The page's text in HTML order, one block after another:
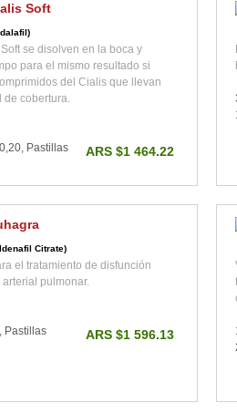
Soft
se disolven en la boca y
para el mismo resultado si
del Cialis que llevan
de cobertura.
Pastillas
ARS $1 464.22
Citrate)
el tratamiento de disfunción
pulmonar.
Pastillas
ARS $1 596.13